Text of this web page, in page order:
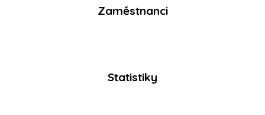
Zaměstnanci
Statistiky